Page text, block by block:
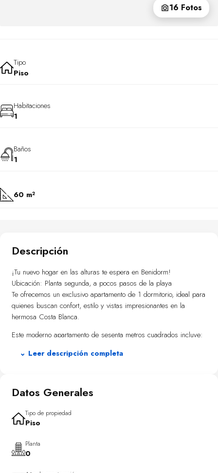
16 Fotos
Tipo
Piso
Habitaciones
1
Baños
1
60 m²
Descripción
¡Tu nuevo hogar en las alturas te espera en Benidorm!
Ubicación: Planta segunda, a pocos pasos de la playa
Te ofrecemos un exclusivo apartamento de 1 dormitorio, ideal para
quienes buscan confort, estilo y vistas impresionantes en la
hermosa Costa Blanca.
Este moderno apartamento de sesenta metros cuadrados incluye:
1 baño completo con acabados de alta calidad.
Terraza privada de quince metros cuadrados con vistas
Aparcamiento abierto incluido, para tu comodidad.
Opcional: Para un precio de 496.000€ podrás adquirirlo sin
17.800€ añadidos.
⌄ Leer descripción completa
Datos Generales
Tipo de propiedad
Piso
Planta
0